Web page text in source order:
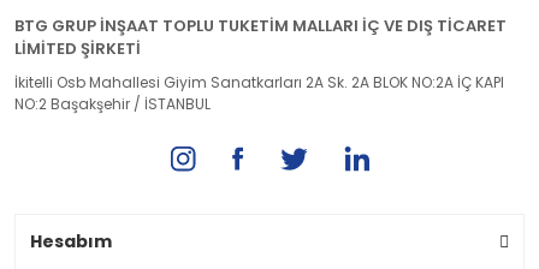
BTG GRUP İNŞAAT TOPLU TUKETİM MALLARI İÇ VE DIŞ TİCARET
LİMİTED ŞİRKETİ
İkitelli Osb Mahallesi Giyim Sanatkarları 2A Sk. 2A BLOK NO:2A İÇ KAPI
NO:2 Başakşehir / İSTANBUL
Hesabım